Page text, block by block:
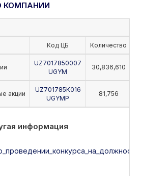
КОМПАНИИ
Код ЦБ Количество
UZ7017850007
UGYM
30,836,610
акции
UZ701785K016
UGYMP
81,756
информация